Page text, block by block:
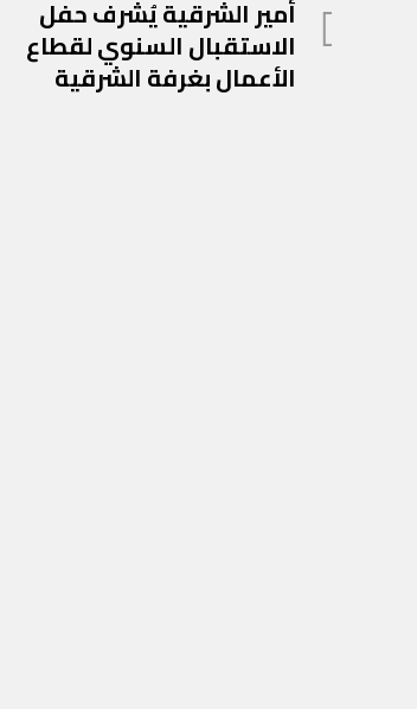
المقالات
المادة
السابقة
أمير الشرقية يُشرف حفل
الاستقبال السنوي لقطاع
الأعمال بغرفة الشرقية